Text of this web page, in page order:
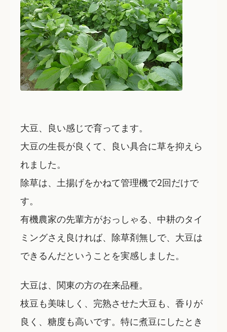
大豆、良い感じで育ってます。
大豆の生長が良くて、良い具合に草を抑えら
れました。
除草は、土揚げをかねて管理機で2回だけで
す。
有機農家の先輩方がおっしゃる、中耕のタイ
ミングさえ良ければ、除草剤無しで、大豆は
できるんだということを実感しました。
大豆は、関東の方の在来品種。
枝豆も美味しく、完熟させた大豆も、香りが
良く、糖度も高いです。特に煮豆にしたとき